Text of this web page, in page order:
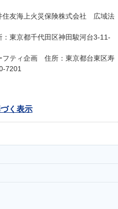
住友海上火災保険株式会社 広域法
区神田駿河台3-11-
フティ企画 住所：東京都台東区寿
7201
く表示